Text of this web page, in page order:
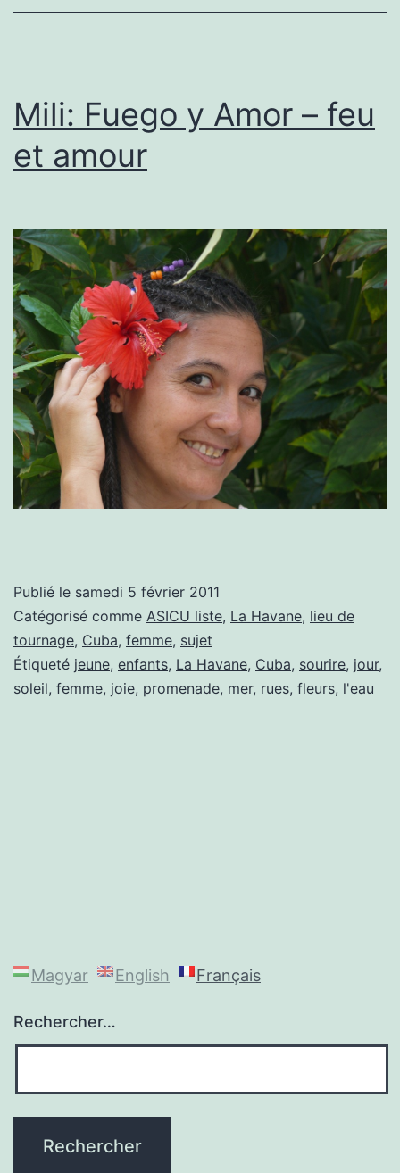
Mili: Fuego y Amor – feu
et amour
Publié le samedi 5 février 2011
Catégorisé comme ASICU liste, La Havane, lieu de
tournage, Cuba, femme, sujet
Étiqueté jeune, enfants, La Havane, Cuba, sourire, jour,
soleil, femme, joie, promenade, mer, rues, fleurs, l'eau
Magyar English Français
Rechercher…